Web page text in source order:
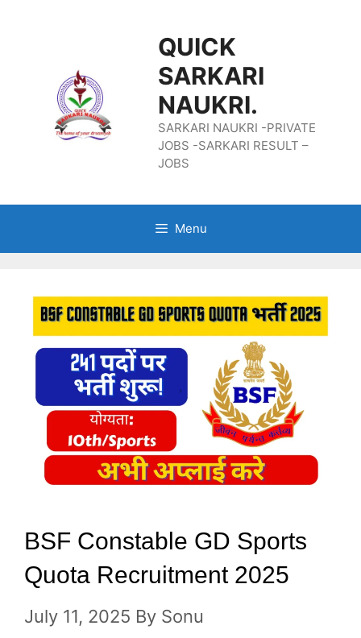
Content
QUICK
SARKARI
NAUKRI.
SARKARI NAUKRI -PRIVATE
JOBS -SARKARI RESULT –
JOBS
Menu
BSF Constable GD Sports
Quota Recruitment 2025
July 11, 2025 By Sonu